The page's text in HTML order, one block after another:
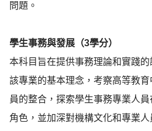
問題。
學生事務與發展（3學分）
本科目旨在提供事務理論和實踐
該專業的基本理念，考察高等教
員的整合，探索學生事務專業人
角色，並加深對機構文化和專業